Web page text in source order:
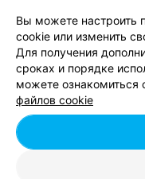
Связаться
© 2026 ООО «Артокс
Вы можете настроить
cookie или изменить
Для получения
сроках и порядке
можете ознакомиться
файлов cookie